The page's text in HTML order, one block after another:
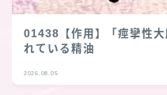
01438【作用】「痙攣性
れている精油
2026.08.05